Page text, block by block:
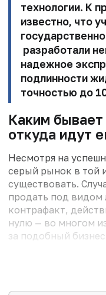
технологии. К
известно, что
разработали
надежное
подлинности
точностью до
Каким
откуда идут
Несмотря на
серый рынок в той
существовать.
продать под видом
контрафакт,
нулю — во многом
за подобный